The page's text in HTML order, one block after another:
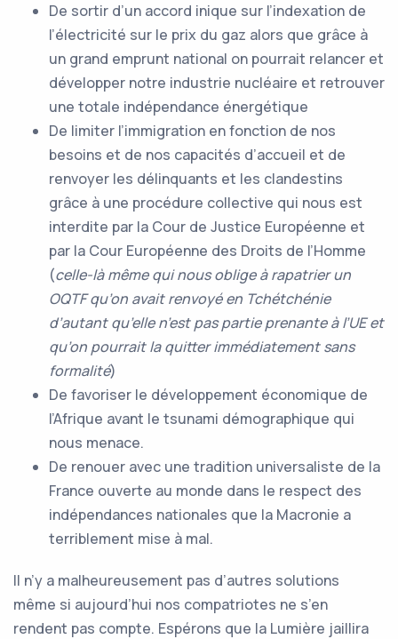
De sortir d’un accord inique sur l’indexation de
l’électricité sur le prix du gaz alors que grâce à
un grand emprunt national on pourrait relancer et
développer notre industrie nucléaire et retrouver
une totale indépendance énergétique
De limiter l’immigration en fonction de nos
besoins et de nos capacités d’accueil et de
renvoyer les délinquants et les clandestins
grâce à une procédure collective qui nous est
interdite par la Cour de Justice Européenne et
par la Cour Européenne des Droits de l’Homme
(celle-là même qui nous oblige à rapatrier un
OQTF qu’on avait renvoyé en Tchétchénie
d’autant qu’elle n’est pas partie prenante à l’UE et
qu’on pourrait la quitter immédiatement sans
formalité)
De favoriser le développement économique de
l’Afrique avant le tsunami démographique qui
nous menace.
De renouer avec une tradition universaliste de la
France ouverte au monde dans le respect des
indépendances nationales que la Macronie a
terriblement mise à mal.
Il n’y a malheureusement pas d’autres solutions
même si aujourd’hui nos compatriotes ne s’en
rendent pas compte. Espérons que la Lumière jaillira